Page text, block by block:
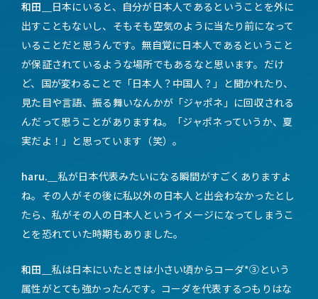
和田＿
日本にいると、自分が日本人であるということを外に
出すこともないし、そもそも空気のように当たり前になって
いることだと思うんです。無自覚に日本人であるということ
が保証されているような場所でもあるなと思います。だけ
ど、国が変わることで「日本人？中国人？」と聞かれたり、
見た目や言語、振る舞いなんかが「ジャポネ」に回収される
んだって思うことがありますね。「ジャポネっていうか、夏
実だよ！」と思っています（笑）。
haru.＿ 私が日本代表みたいになる瞬間がすごくありますよ
ね。その人がその後に私以外の日本人と出会わなかったとし
たら、私がその人の日本人というイメージになってしまうこ
とを恐れていた時期もありました。
和田＿ 私は日本にいたときは小さい頃からコーダ*③という
属性がとても強かったんです。コーダを代表するつもりはな